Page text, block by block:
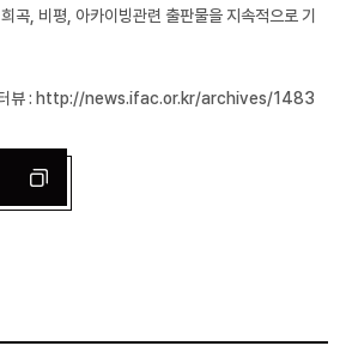
곡, 비평, 아카이빙관련 출판물을 지속적으로 기
터뷰 : http://news.ifac.or.kr/archives/1483